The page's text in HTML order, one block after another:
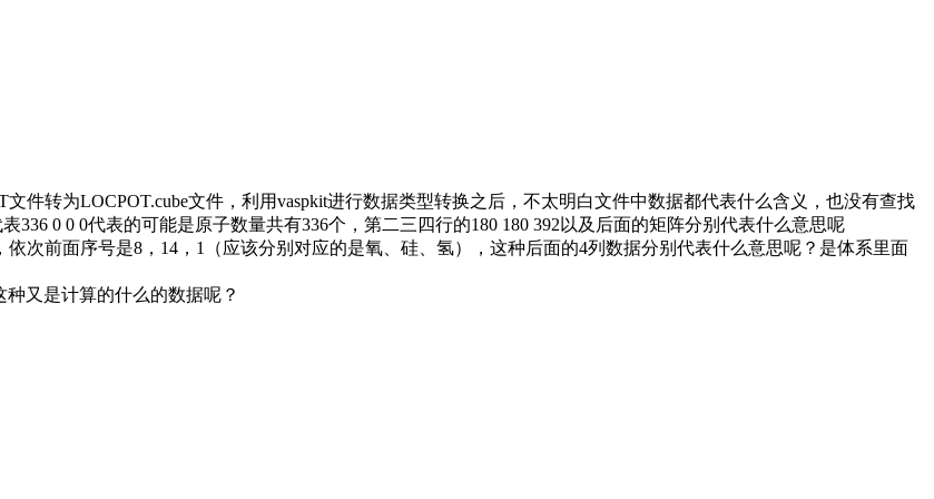
件转为LOCPOT.cube文件，利用vaspkit进行数据类型转换之后，不太明白文件中数据都代表什么含义，也没有查找
0 0 0代表的可能是原子数量共有336个，第二三四行的180 180 392以及后面的矩阵分别代表什么意思呢
次前面序号是8，14，1（应该分别对应的是氧、硅、氢），这种后面的4列数据分别代表什么意思呢？是体系里面
又是计算的什么的数据呢？